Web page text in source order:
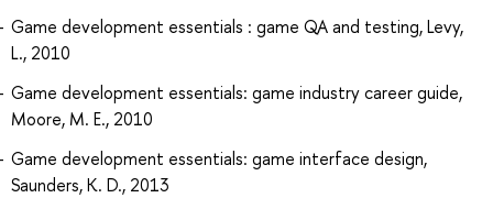
Game development essentials : game QA and testing, Levy,
L., 2010
Game development essentials: game industry career guide,
Moore, M. E., 2010
Game development essentials: game interface design,
Saunders, K. D., 2013